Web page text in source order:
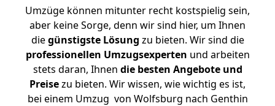
Umzüge können mitunter recht kostspielig sein,
aber keine Sorge, denn wir sind hier, um Ihnen
diegünstigste Lösung zu bieten. Wir sind die
professionellen Umzugsexperten und arbeiten
stets daran, Ihnen die besten Angebote und
Preisezu bieten. Wir wissen, wie wichtig es ist,
bei einem Umzug von Wolfsburg nach Genthin